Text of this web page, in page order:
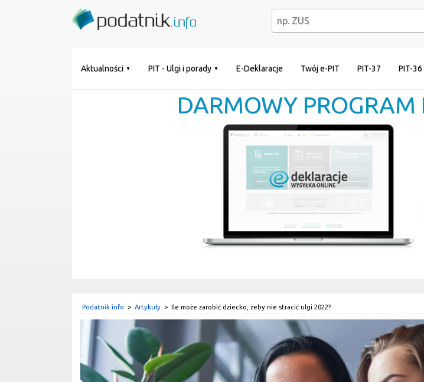
Aktualności PIT - Ulgi i porady E-Deklaracje Twój e-PIT PIT-37 PIT-36
DARMOWY PROGRAM
Podatnik.info > Artykuły > Ile może zarobić dziecko, żeby nie stracić ulgi 2022?